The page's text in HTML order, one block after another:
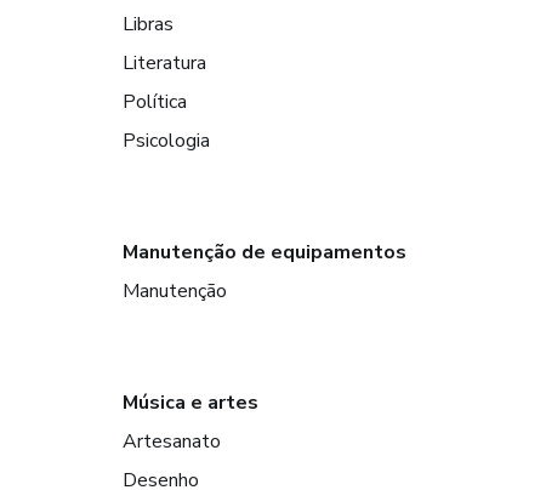
Libras
Literatura
Política
Psicologia
Manutenção de equipamentos
Manutenção
Música e artes
Artesanato
Desenho